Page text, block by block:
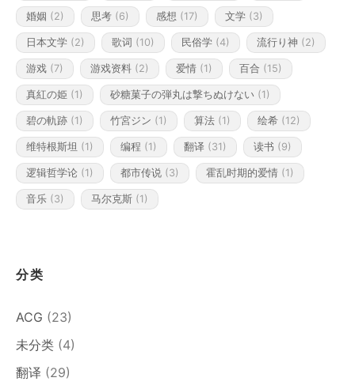
婚姻 (2) 思考 (6) 感想 (17) 文学 (3)
日本文学 (2) 歌词 (10) 民俗学 (4) 流行り神 (2)
游戏 (7) 游戏资料 (2) 爱情 (1) 百合 (15)
真紅の姫 (1) 砂糖菓子の弾丸は撃ちぬけない (1)
碧の軌跡 (1) 竹宮ジン (1) 算法 (1) 绘希 (12)
维特根斯坦 (1) 编程 (1) 翻译 (31) 读书 (9)
逻辑哲学论 (1) 都市传说 (3) 霍乱时期的爱情 (1)
音乐 (3) 马尔克斯 (1)
分类
ACG (23)
未分类 (4)
翻译 (29)